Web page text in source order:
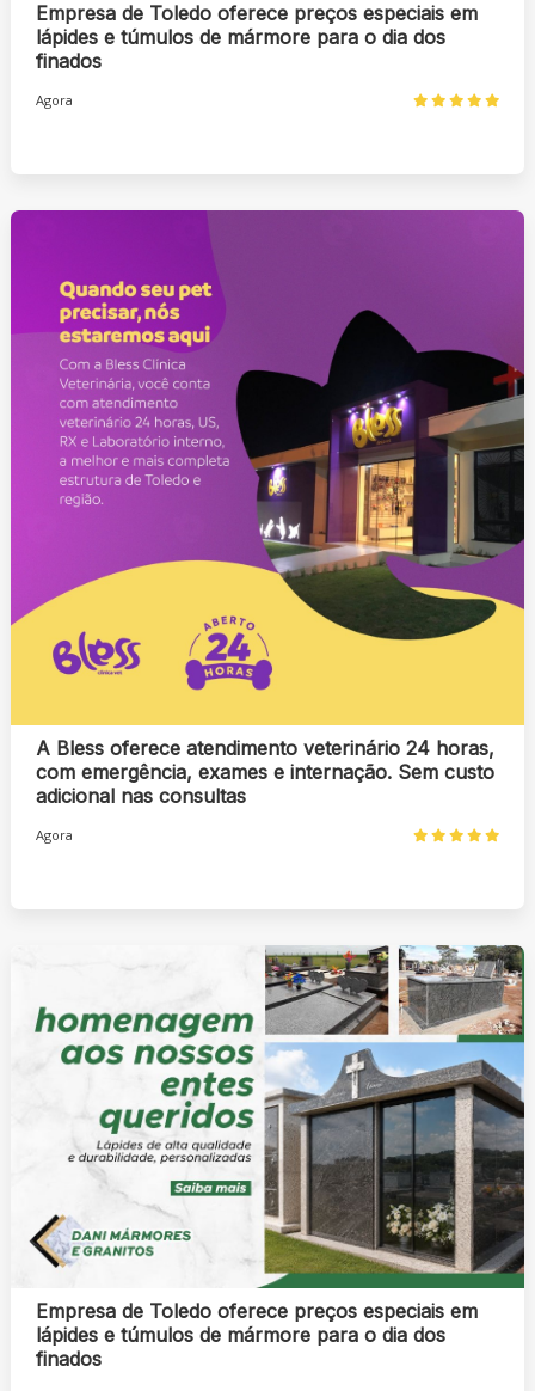
Empresa de Toledo oferece preços especiais em
lápides e túmulos de mármore para o dia dos
finados
Agora
A Bless oferece atendimento veterinário 24 horas,
com emergência, exames e internação. Sem custo
adicional nas consultas
Agora
Empresa de Toledo oferece preços especiais em
lápides e túmulos de mármore para o dia dos
finados